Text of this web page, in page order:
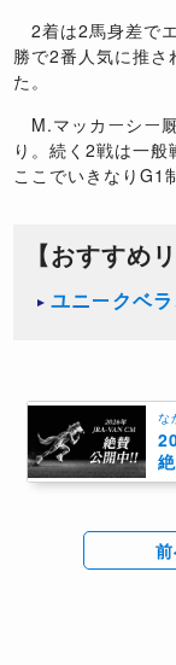
2着は2馬身差で
勝で2番人気に推
た。
M.マッカーシー
り。続く2戦は一
ここでいきなりG1
【おすすめ
ユニークベ
な